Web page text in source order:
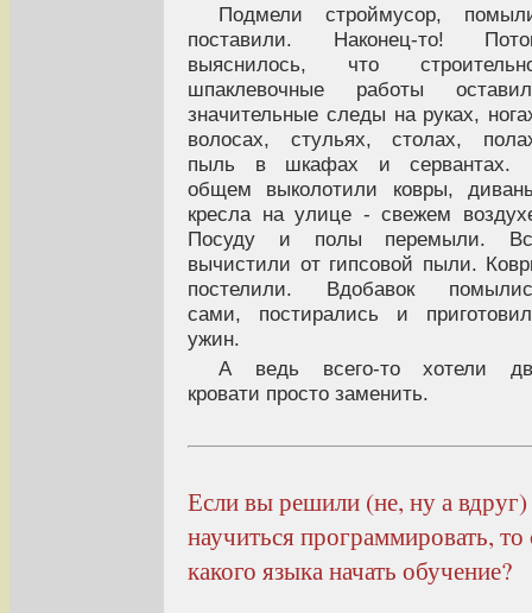
Подмели строймусор,
поставили. Наконец-то!
выяснилось, что
шпаклевочные работы
значительные следы на руках,
волосах, стульях, столах,
пыль в шкафах и сервантах.
общем выколотили ковры,
кресла на улице - свежем
Посуду и полы перемыли.
вычистили от гипсовой пыли.
постелили. Вдобавок
сами, постирались и
ужин.
А ведь всего-то хотели
кровати просто заменить.
Если вы решили (не, ну а вдруг)
научиться программировать, то
какого языка начать обучение?